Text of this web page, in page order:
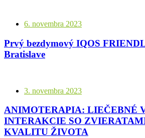
6. novembra 2023
Prvý bezdymový IQOS
Bratislave
3. novembra 2023
ANIMOTERAPIA: LIEČEBNÉ
INTERAKCIE SO
KVALITU ŽIVOTA